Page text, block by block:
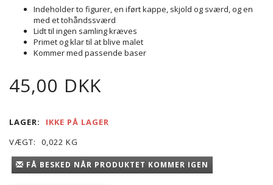
Indeholder to figurer, en iført kappe, skjold og sværd, og en
med et tohåndssværd
Lidt til ingen samling kræves
Primet og klar til at blive malet
Kommer med passende baser
45,00 DKK
LAGER:
IKKE PÅ LAGER
VÆGT:
0,022 KG
FÅ BESKED NÅR PRODUKTET KOMMER IGEN